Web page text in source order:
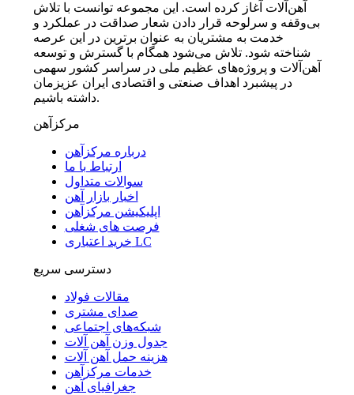
آهن‌آلات آغاز کرده است. این مجموعه توانست با تلاش
بی‌وقفه و سرلوحه قرار دادن شعار صداقت در عملکرد و
خدمت به مشتریان به عنوان برترین در این عرصه
شناخته شود. تلاش می‌شود همگام با گسترش و توسعه
آهن‌آلات و پروژه‌های عظیم ملی در سراسر کشور سهمی
در پیشبرد اهداف صنعتی و اقتصادی ایران عزیزمان
داشته باشیم.
مرکزآهن
درباره مرکزآهن
ارتباط با ما
سوالات متداول
اخبار بازار آهن
اپلیکیشن مرکزآهن
فرصت های شغلی
خرید اعتباری LC
دسترسی سریع
مقالات فولاد
صدای مشتری
شبکه‌های اجتماعی
جدول وزن آهن آلات
هزینه حمل آهن آلات
خدمات مرکزآهن
جغرافیای آهن